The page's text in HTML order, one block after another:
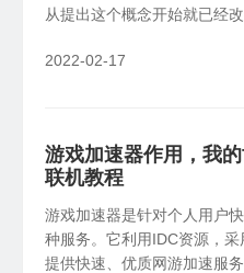
一分钟跨网访问本地 AI
智能路由器
X1 私有
智能盒子
国产新创体系，技术自
SDK&API嵌入
轻量化开发，快捷集成
就近接入，访问加速
从提出这个概念开始就已经改
2022-02-17
游戏加速器作用，我
联机教程
游戏加速器是针对个人用户
种服务。它利用IDC资源，
提供快速、优质网游加速服务